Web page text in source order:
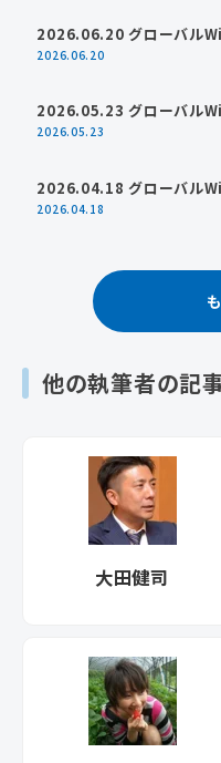
2026.06.20 グローバル
2026.06.20
2026.05.23 グローバル
2026.05.23
2026.04.18 グローバル
2026.04.18
他の執筆者の記
大田健司